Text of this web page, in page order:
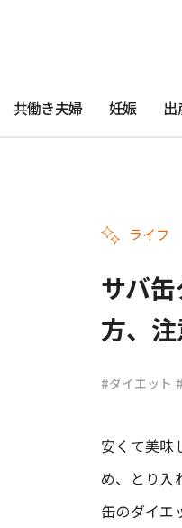
共働き夫婦 妊娠 出
ライフ
サバ
方、
#ダイエット
安くて美味
め、とり入
缶のダイエ